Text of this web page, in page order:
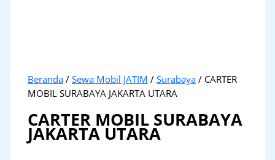
Beranda /Sewa Mobil JATIM /Surabaya / CARTER
MOBIL SURABAYA JAKARTA UTARA
CARTER MOBIL SURABAYA
JAKARTA UTARA